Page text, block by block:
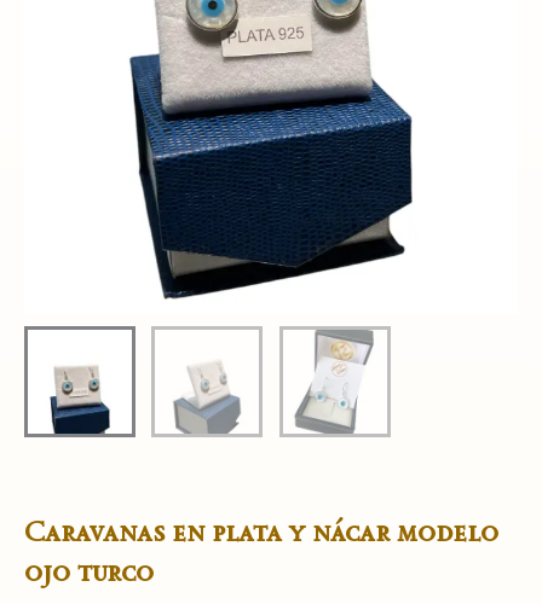
Caravanas en plata y nácar modelo
ojo turco